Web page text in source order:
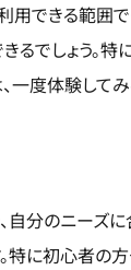
用できる範囲
るでしょう。特
一度体験して
自分のニーズ
特に初心者の